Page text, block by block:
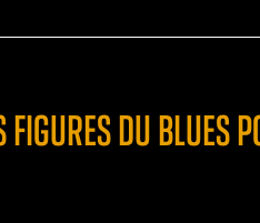
DU BLUES